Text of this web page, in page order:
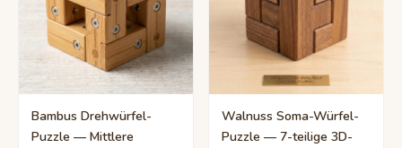
Bambus Drehwürfel-
Puzzle — Mittlere
Walnuss Soma-Würfel-
Puzzle — 7-teilige 3D-